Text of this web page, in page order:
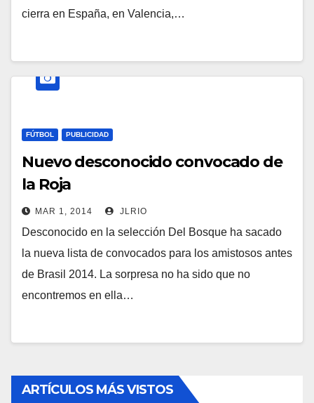
cierra en España, en Valencia,…
FÚTBOL PUBLICIDAD
Nuevo desconocido convocado de
la Roja
MAR 1, 2014 JLRIO
Desconocido en la selección Del Bosque ha sacado
la nueva lista de convocados para los amistosos antes
de Brasil 2014. La sorpresa no ha sido que no
encontremos en ella…
ARTÍCULOS MÁS VISTOS